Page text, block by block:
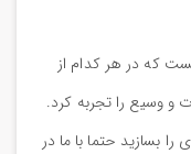
که در هر کدام از
و وسیع را تجربه کرد.
بسازید حتما با ما در